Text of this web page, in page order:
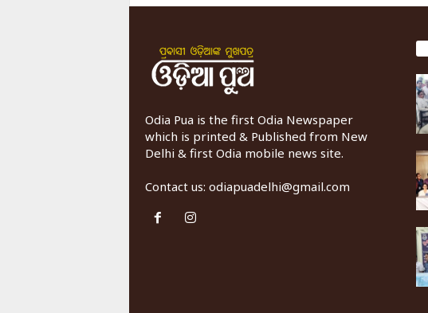
Odia Pua is the first Odia Newspaper
which is printed & Published from New
Delhi & first Odia mobile news site.
Contact us: odiapuadelhi@gmail.com